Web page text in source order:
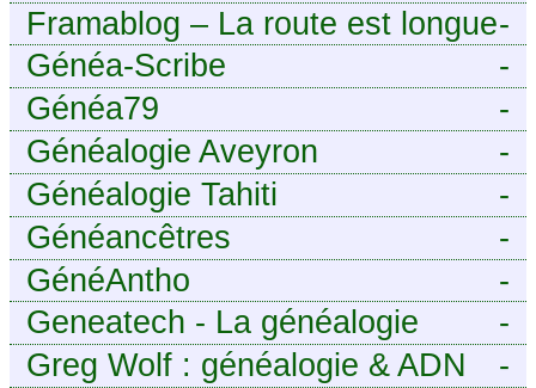
-
Framablog – La route est longue
mais la voie est libre…
-
Généa-Scribe
-
Généa79
-
Généalogie Aveyron
-
Généalogie Tahiti
-
Généancêtres
-
GénéAntho
-
Geneatech - La généalogie
numérique à portée de tous
-
Greg Wolf : généalogie & ADN